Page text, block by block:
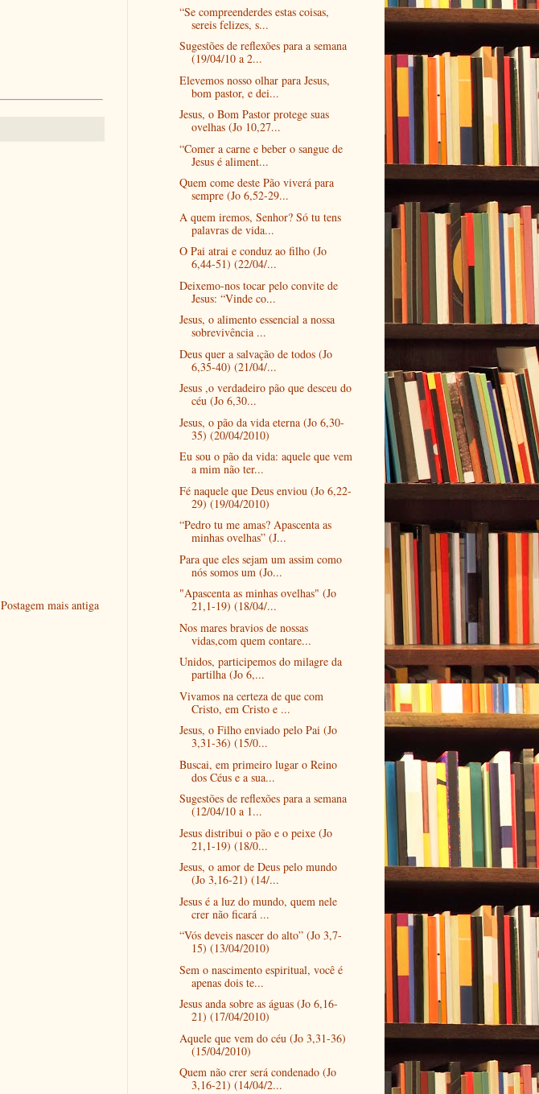
Postagem mais antiga
“Se compreenderdes estas coisas,
sereis felizes, s...
Sugestões de reflexões para a semana
(19/04/10 a 2...
Elevemos nosso olhar para Jesus,
bom pastor, e dei...
Jesus, o Bom Pastor protege suas
ovelhas (Jo 10,27...
“Comer a carne e beber o sangue de
Jesus é aliment...
Quem come deste Pão viverá para
sempre (Jo 6,52-29...
A quem iremos, Senhor? Só tu tens
palavras de vida...
O Pai atrai e conduz ao filho (Jo
6,44-51) (22/04/...
Deixemo-nos tocar pelo convite de
Jesus: “Vinde co...
Jesus, o alimento essencial a nossa
sobrevivência ...
Deus quer a salvação de todos (Jo
6,35-40) (21/04/...
Jesus ,o verdadeiro pão que desceu do
céu (Jo 6,30...
Jesus, o pão da vida eterna (Jo 6,30-
35) (20/04/2010)
Eu sou o pão da vida: aquele que vem
a mim não ter...
Fé naquele que Deus enviou (Jo 6,22-
29) (19/04/2010)
“Pedro tu me amas? Apascenta as
minhas ovelhas” (J...
Para que eles sejam um assim como
nós somos um (Jo...
"Apascenta as minhas ovelhas" (Jo
21,1-19) (18/04/...
Nos mares bravios de nossas
vidas,com quem contare...
Unidos, participemos do milagre da
partilha (Jo 6,...
Vivamos na certeza de que com
Cristo, em Cristo e ...
Jesus, o Filho enviado pelo Pai (Jo
3,31-36) (15/0...
Buscai, em primeiro lugar o Reino
dos Céus e a sua...
Sugestões de reflexões para a semana
(12/04/10 a 1...
Jesus distribui o pão e o peixe (Jo
21,1-19) (18/0...
Jesus, o amor de Deus pelo mundo
(Jo 3,16-21) (14/...
Jesus é a luz do mundo, quem nele
crer não ficará ...
“Vós deveis nascer do alto” (Jo 3,7-
15) (13/04/2010)
Sem o nascimento espiritual, você é
apenas dois te...
Jesus anda sobre as águas (Jo 6,16-
21) (17/04/2010)
Aquele que vem do céu (Jo 3,31-36)
(15/04/2010)
Quem não crer será condenado (Jo
3,16-21) (14/04/2...